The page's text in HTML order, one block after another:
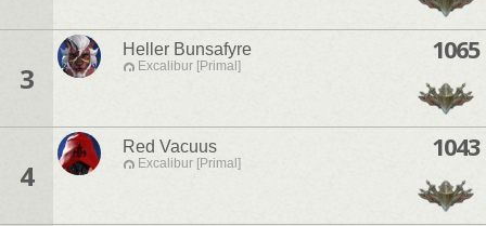
3
Heller Bunsafyre
Excalibur [Primal]
1065
4
Red Vacuus
Excalibur [Primal]
1043